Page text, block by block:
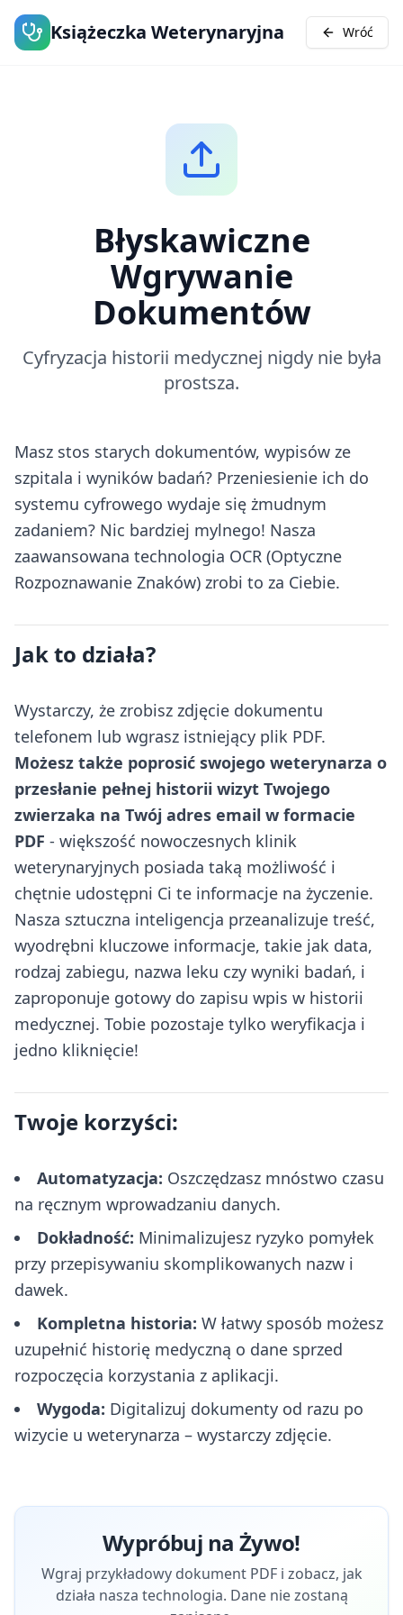
Książeczka Weterynaryjna Wróć
Błyskawiczne
Wgrywanie
Dokumentów
Cyfryzacja historii medycznej nigdy nie była
prostsza.
Masz stos starych dokumentów, wypisów ze
szpitala i wyników badań? Przeniesienie ich do
systemu cyfrowego wydaje się żmudnym
zadaniem? Nic bardziej mylnego! Nasza
zaawansowana technologia OCR (Optyczne
Rozpoznawanie Znaków) zrobi to za Ciebie.
Jak to działa?
Wystarczy, że zrobisz zdjęcie dokumentu
telefonem lub wgrasz istniejący plik PDF.
Możesz także poprosić swojego weterynarza o
przesłanie pełnej historii wizyt Twojego
zwierzaka na Twój adres email w formacie
PDF - większość nowoczesnych klinik
weterynaryjnych posiada taką możliwość i
chętnie udostępni Ci te informacje na życzenie.
Nasza sztuczna inteligencja przeanalizuje treść,
wyodrębni kluczowe informacje, takie jak data,
rodzaj zabiegu, nazwa leku czy wyniki badań, i
zaproponuje gotowy do zapisu wpis w historii
medycznej. Tobie pozostaje tylko weryfikacja i
jedno kliknięcie!
Twoje korzyści:
Automatyzacja: Oszczędzasz mnóstwo czasu
na ręcznym wprowadzaniu danych.
Dokładność: Minimalizujesz ryzyko pomyłek
przy przepisywaniu skomplikowanych nazw i
dawek.
Kompletna historia: W łatwy sposób możesz
uzupełnić historię medyczną o dane sprzed
rozpoczęcia korzystania z aplikacji.
Wygoda: Digitalizuj dokumenty od razu po
wizycie u weterynarza – wystarczy zdjęcie.
Wypróbuj na Żywo!
Wgraj przykładowy dokument PDF i zobacz, jak
działa nasza technologia. Dane nie zostaną